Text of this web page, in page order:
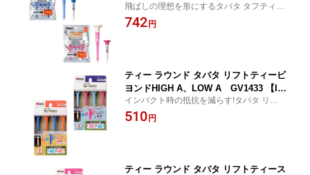
飛ばしの理想を形にするタバタ タフティー
80mm + ショート GV1435
742 円
ティー ラウンド タバタ リフトティービ
ヨンドHIGH A、LOW A GV1433 【I
R】
インパクト時の抵抗を減らす!タバタ リフト
ティービヨンドHIGH A、LOW A GV1433
510 円
ティー ラウンド タバタ リフトティース